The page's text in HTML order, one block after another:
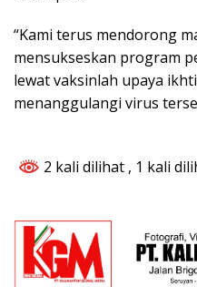
“Kami terus mendorong
mensukseskan program
lewat vaksinlah upaya
menanggulangi virus
2 kali dilihat , 1 kali